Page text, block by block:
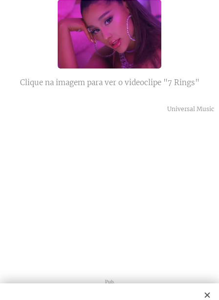
Clique na imagem para ver o videoclipe "7 Rings"
Universal Music
Pub.